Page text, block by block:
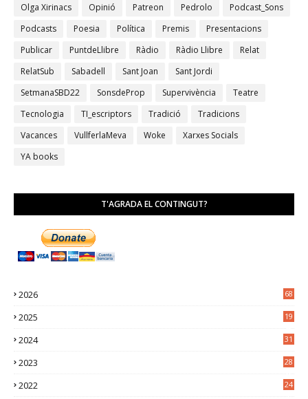
Olga Xirinacs
Opinió Patreon Pedrolo
Podcast_Sons
Podcasts
Poesia Política Premis
Presentacions
Publicar
PuntdeLlibre Ràdio Ràdio Llibre
Relat
RelatSub
Sabadell Sant Joan
Sant Jordi
SetmanaSBD22
SonsdeProp Supervivència
Teatre
Tecnologia
TI_escriptors Tradició
Tradicions
Vacances
VullferlaMeva Woke
Xarxes Socials
YA books
T'AGRADA EL CONTINGUT?
2026 68
2025
19
2024
31
2023
28
2022
24